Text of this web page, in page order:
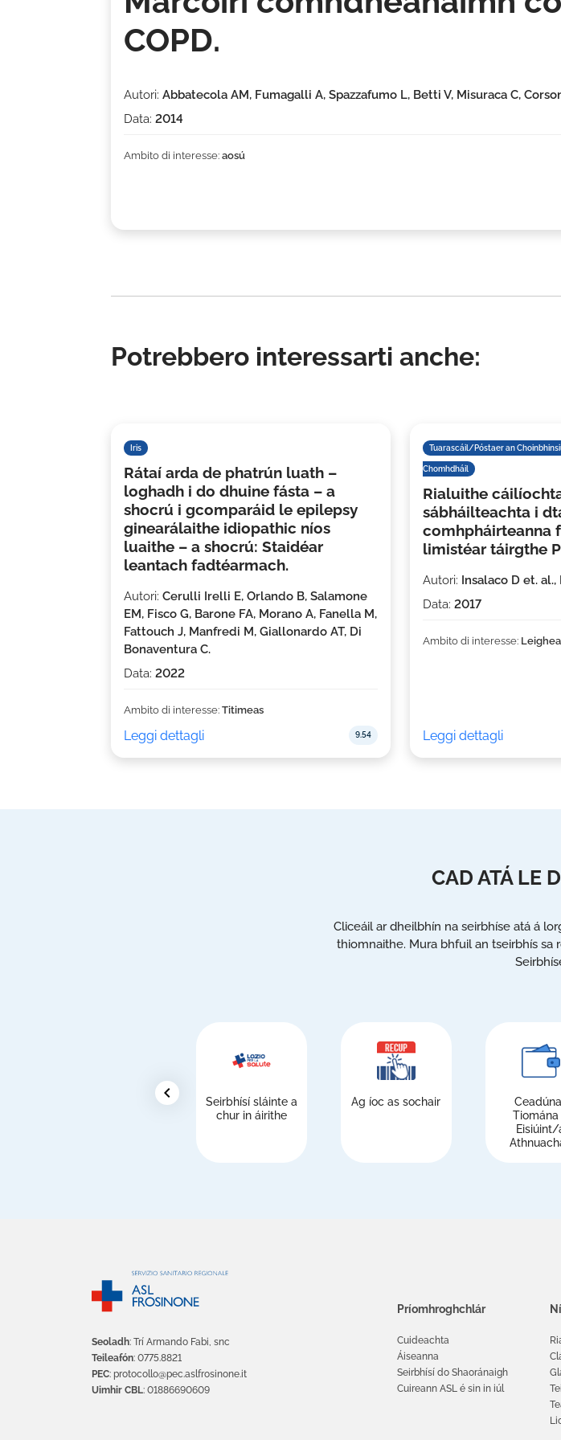
COPD.
Autori: Abbatecola AM, Fumagalli A, Spazzafumo L, Betti V, Misuraca C,
Data: 2014
Ambito di interesse: aosú
Potrebbero interessarti anche:
Iris
9.54
Rátaí arda de phatrún luath –
loghadh i do dhuine fásta – a
shocrú i gcomparáid le epilepsy
ginearálaithe idiopathic níos
luaithe – a shocrú: Staidéar
leantach fadtéarmach.
Autori: Cerulli Irelli E, Orlando B, Salamone
EM, Fisco G, Barone FA, Morano A, Fanella M,
Fattouch J, Manfredi M, Giallonardo AT, Di
Bonaventura C.
Data: 2022
Ambito di interesse: Titimeas
Leggi dettagli
Tuarascáil/Póstaer an
Chomhdháil
Rialuithe
sábháilteachta i
comhpháirteanna
limistéar táirgthe
Autori: Insalaco D et. al.,
Data: 2017
Ambito di interesse:
Leggi dettagli
CAD ATÁ LE
Cliceáil ar dheilbhín na seirbhíse atá á
thiomnaithe. Mura bhfuil an tseirbhís sa
chevron_left
Seirbhísí sláinte a
chur in áirithe
Ag íoc as sochair
Tiomána
Eisiúint/
Seoladh: Trí Armando Fabi, snc
Teileafón: 0775.8821
PEC: protocollo@pec.aslfrosinone.it
Uimhir CBL: 01886690609
Príomhroghchlár
Cuideachta
Áiseanna
Seirbhísí do Shaoránaigh
Cuireann ASL é sin in iúl